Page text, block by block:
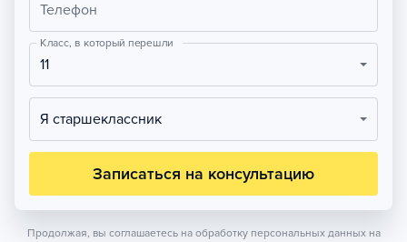
Телефон
Класс, в который перешли
11
Я старшеклассник
Записаться на консультацию
Продолжая, вы соглашаетесь на обработку персональных данных на